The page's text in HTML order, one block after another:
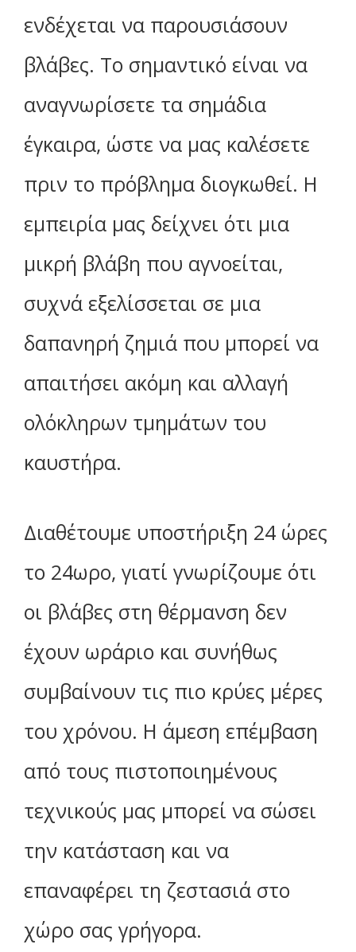
ενδέχεται να παρουσιάσουν
βλάβες. Το σημαντικό είναι να
αναγνωρίσετε τα σημάδια
έγκαιρα, ώστε να μας καλέσετε
πριν το πρόβλημα διογκωθεί. Η
εμπειρία μας δείχνει ότι μια
μικρή βλάβη που αγνοείται,
συχνά εξελίσσεται σε μια
δαπανηρή ζημιά που μπορεί να
απαιτήσει ακόμη και αλλαγή
ολόκληρων τμημάτων του
καυστήρα.
Διαθέτουμε υποστήριξη 24 ώρες
το 24ωρο, γιατί γνωρίζουμε ότι
οι βλάβες στη θέρμανση δεν
έχουν ωράριο και συνήθως
συμβαίνουν τις πιο κρύες μέρες
του χρόνου. Η άμεση επέμβαση
από τους πιστοποιημένους
τεχνικούς μας μπορεί να σώσει
την κατάσταση και να
επαναφέρει τη ζεστασιά στο
χώρο σας γρήγορα.